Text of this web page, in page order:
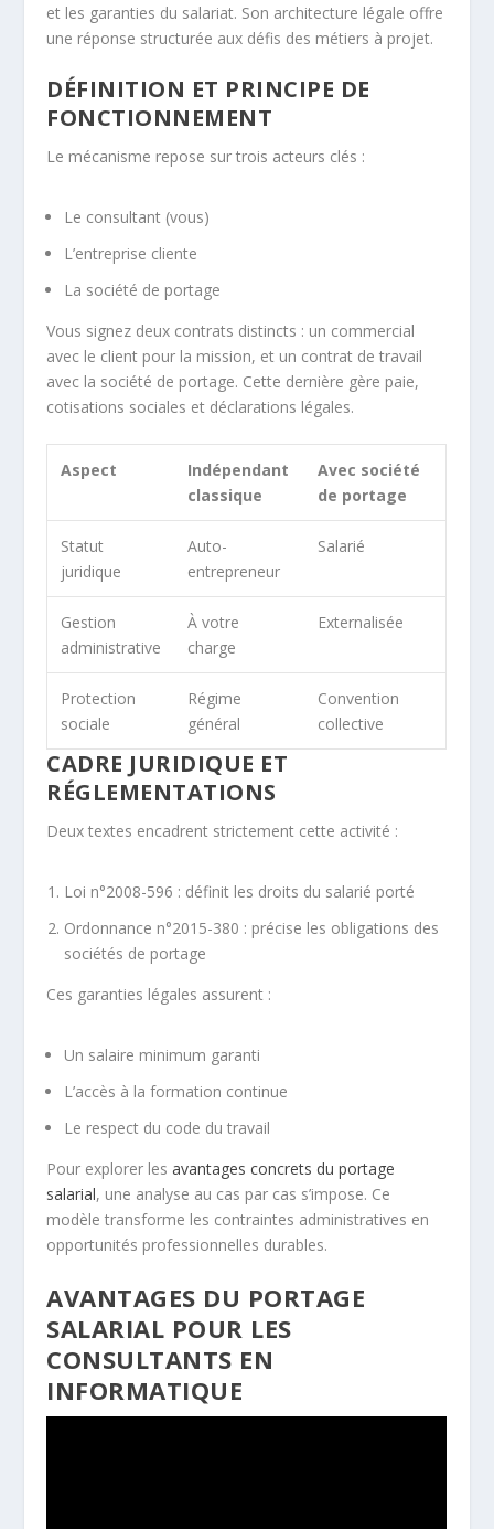
et les garanties du salariat. Son architecture légale offre
une réponse structurée aux défis des métiers à projet.
DÉFINITION ET PRINCIPE DE
FONCTIONNEMENT
Le mécanisme repose sur trois acteurs clés :
Le consultant (vous)
L’entreprise cliente
La société de portage
Vous signez deux contrats distincts : un commercial
avec le client pour la mission, et un contrat de travail
avec la société de portage. Cette dernière gère paie,
cotisations sociales et déclarations légales.
Aspect
Indépendant
classique
Avec société
de portage
Statut
juridique
Auto-
entrepreneur
Salarié
Gestion
administrative
À votre
charge
Externalisée
Protection
sociale
Régime
général
Convention
collective
CADRE JURIDIQUE ET
RÉGLEMENTATIONS
Deux textes encadrent strictement cette activité :
Loi n°2008-596 : définit les droits du salarié porté
Ordonnance n°2015-380 : précise les obligations des
sociétés de portage
Ces garanties légales assurent :
Un salaire minimum garanti
L’accès à la formation continue
Le respect du code du travail
Pour explorer lesavantages concrets du portage
salarial, une analyse au cas par cas s’impose. Ce
modèle transforme les contraintes administratives en
opportunités professionnelles durables.
AVANTAGES DU PORTAGE
SALARIAL POUR LES
CONSULTANTS EN
INFORMATIQUE